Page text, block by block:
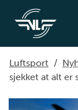
Luftsport /
sjekket at alt er